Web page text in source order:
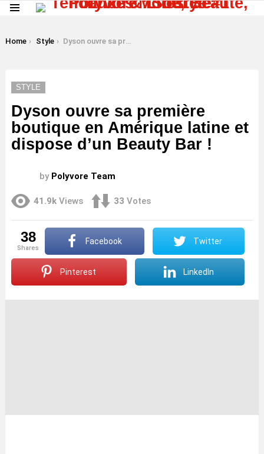
You are here:
Home Style Dyson ouvre sa première boutique en Amérique latine et dispose d’un Beauty Bar !
STYLE
Dyson ouvre sa première
boutique en Amérique latine et
dispose d’un Beauty Bar !
by Polyvore Team
41.9k Views 33 Votes
38
shares
Facebook Twitter
Pinterest LinkedIn